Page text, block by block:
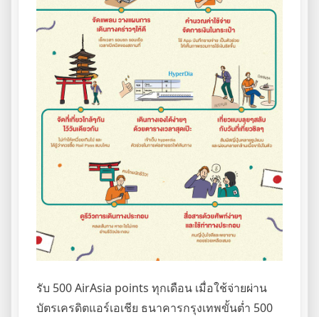
รับ 500 AirAsia points ทุกเดือน เมื่อใช้จ่ายผ่าน
บัตรเครดิตแอร์เอเชีย ธนาคารกรุงเทพขั้นต่ำ 500